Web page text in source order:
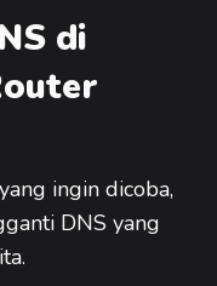
di
ingin dicoba,
DNS yang